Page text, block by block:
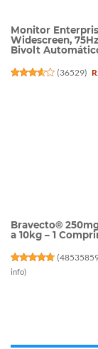
Monitor
Widescreen,
Bivolt
(36529)
Bravecto®
a 10kg – 1
(
info)